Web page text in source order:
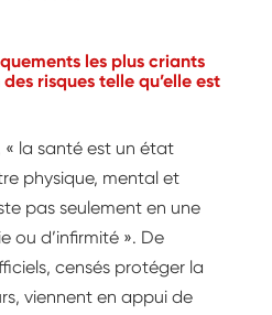
les plus criants
risques telle qu’elle est
« la santé est un état
physique, mental et
pas seulement en une
ou d’infirmité ». De
censés protéger la
viennent en appui de